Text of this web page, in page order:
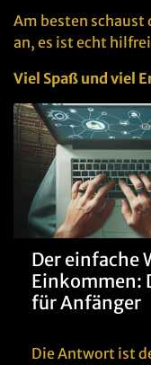
Am besten
an, es ist echt
Viel Spaß und viel
Der einfache
Einkommen:
für Anfänger
Die Antwort ist